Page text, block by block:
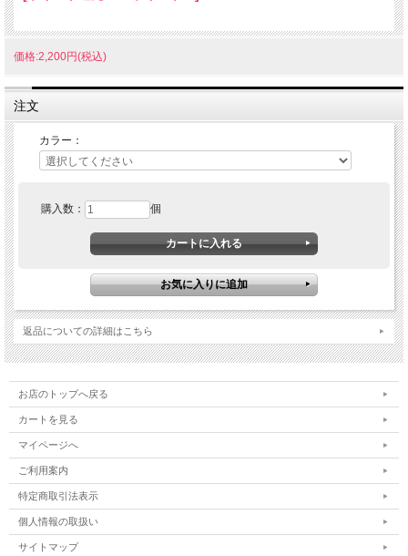
価格:2,200円(税込)
注文
カラー：
購入数： 個
返品についての詳細はこちら
お店のトップへ戻る
カートを見る
マイページへ
ご利用案内
特定商取引法表示
個人情報の取扱い
サイトマップ